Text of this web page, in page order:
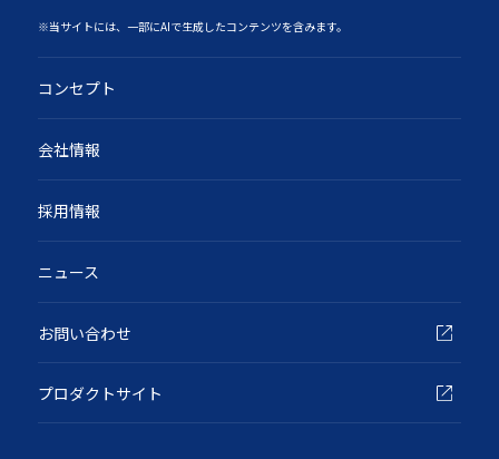
‍※当サイトには、一部にAIで生成したコンテンツを含みます。
コンセプト
会社情報
採用情報
ニュース
お問い合わせ
プロダクトサイト